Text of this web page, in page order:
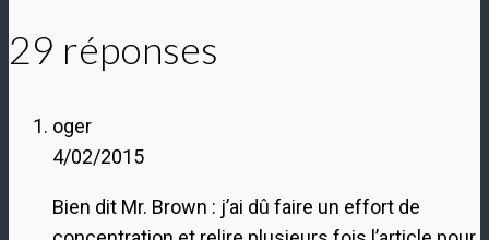
29 réponses
oger
4/02/2015
Bien dit Mr. Brown : j’ai dû faire un effort de